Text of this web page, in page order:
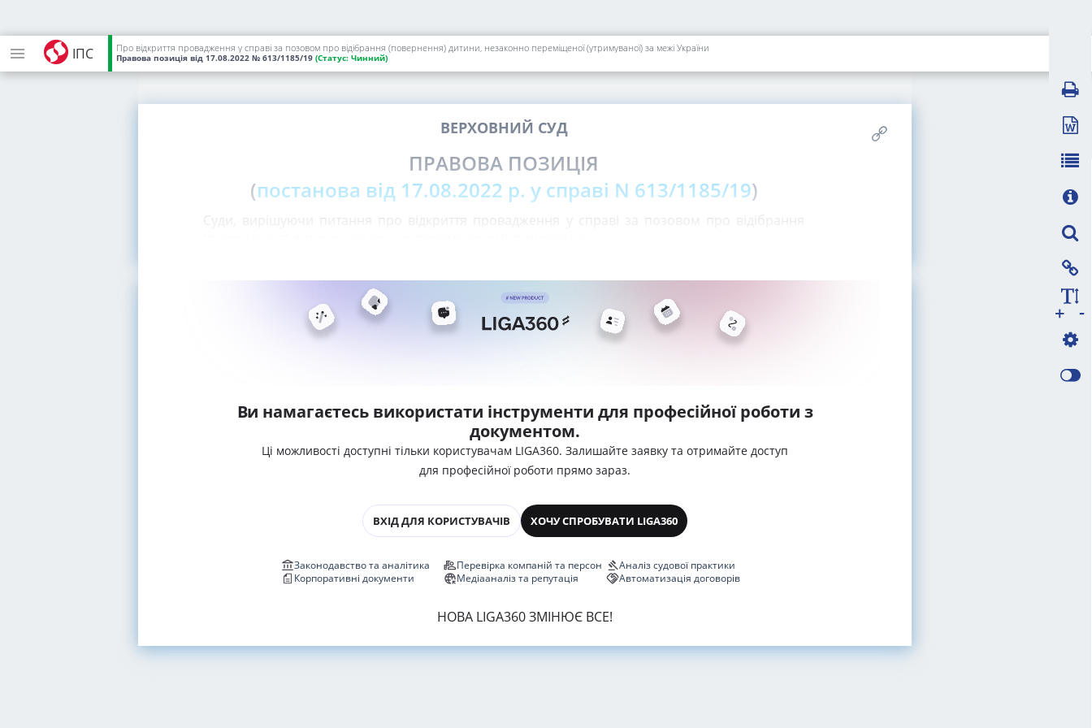
ІПС Про відкриття провадження у справі за позовом про відібрання (повернення) дитини, незаконно переміщеної (утримуваної) за межі України
Правова позиція від 17.08.2022 № 613/1185/19 (Статус: Чинний)
ВЕРХОВНИЙ СУД
ПРАВОВА ПОЗИЦІЯ
(постанова від 17.08.2022 р. у справі N 613/1185/19)
Суди, вирішуючи питання про відкриття провадження у справі за позовом про відібрання
Ви намагаєтесь використати інструменти для професійної роботи з
документом.
Ці можливості доступні тільки користувачам LIGA360. Залишайте заявку та отримайте доступ
для професійної роботи прямо зараз.
ВХІД ДЛЯ КОРИСТУВАЧІВ ХОЧУ СПРОБУВАТИ LIGA360
Законодавство та аналітика
Корпоративні документи
Перевірка компаній та персон
Медіааналіз та репутація
Аналіз судової практики
Автоматизація договорів
НОВА LIGA360 ЗМІНЮЄ ВСЕ!
-
+